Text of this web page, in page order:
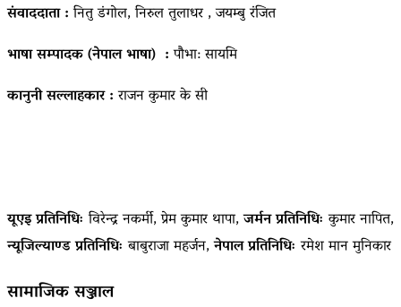
संवाददाता :नितु डंगोल, निरुल तुलाधर , जयम्बु रंजित
भाषा सम्पादक (नेपाल भाषा) :पौभा: सायमि
कानुनी सल्लाहकार :राजन कुमार के सी
यूएइ प्रतिनिधिः विरेन्द्र नकर्मी, प्रेम कुमार थापा,जर्मन प्रतिनिधिः कुमार नापित,
न्यूजिल्याण्ड प्रतिनिधिः बाबुराजा महर्जन,नेपाल प्रतिनिधिः रमेश मान मुनिकार
सामाजिक सञ्जाल